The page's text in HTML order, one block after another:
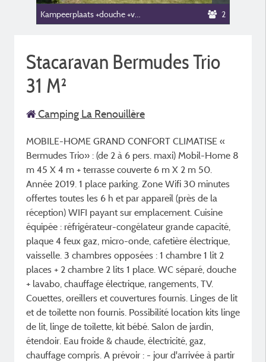
2
Stacaravan Bermudes Trio
31 M²
Camping La Renouillère
MOBILE-HOME GRAND CONFORT CLIMATISE «
Bermudes Trio» : (de 2 à 6 pers. maxi) Mobil-Home 8
m 45 X 4 m + terrasse couverte 6 m X 2 m 50.
Année 2019. 1 place parking. Zone Wifi 30 minutes
offertes toutes les 6 h et par appareil (près de la
réception) WIFI payant sur emplacement. Cuisine
équipée : réfrigérateur-congélateur grande capacité,
plaque 4 feux gaz, micro-onde, cafetière électrique,
vaisselle. 3 chambres opposées : 1 chambre 1 lit 2
places + 2 chambre 2 lits 1 place. WC séparé, douche
+ lavabo, chauffage électrique, rangements, TV.
Couettes, oreillers et couvertures fournis. Linges de lit
et de toilette non fournis. Possibilité location kits linge
de lit, linge de toilette, kit bébé. Salon de jardin,
étendoir. Eau froide & chaude, électricité, gaz,
chauffage compris. A prévoir : - jour d'arrivée à partir